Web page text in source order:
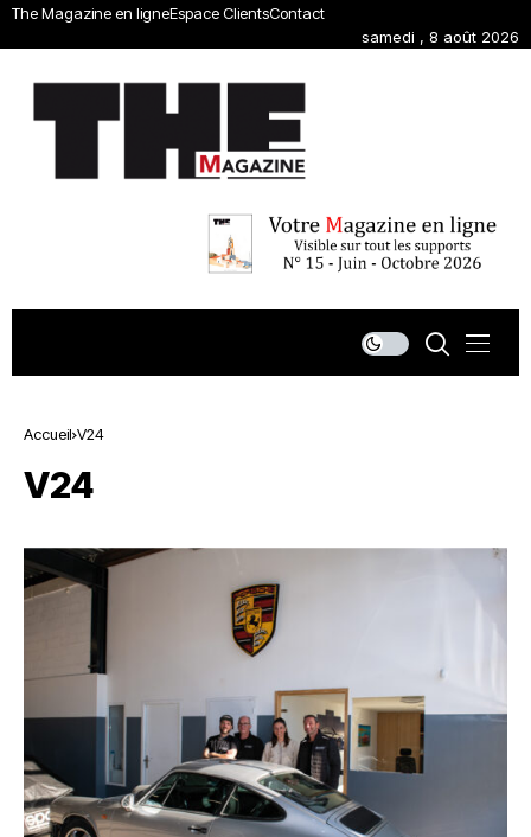
The Magazine en ligneEspace ClientsContact
samedi , 8 août 2026
Accueil V24
V24